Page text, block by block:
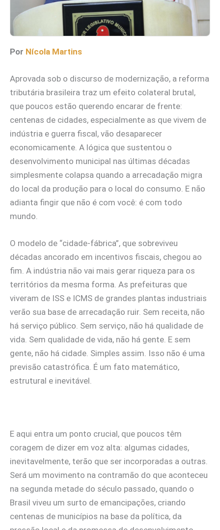
Por Nícola Martins
Aprovada sob o discurso de modernização, a reforma
tributária brasileira traz um efeito colateral brutal,
que poucos estão querendo encarar de frente:
centenas de cidades, especialmente as que vivem de
indústria e guerra fiscal, vão desaparecer
economicamente. A lógica que sustentou o
desenvolvimento municipal nas últimas décadas
simplesmente colapsa quando a arrecadação migra
do local da produção para o local do consumo. E não
adianta fingir que não é com você: é com todo
mundo.
O modelo de “cidade-fábrica”, que sobreviveu
décadas ancorado em incentivos fiscais, chegou ao
fim. A indústria não vai mais gerar riqueza para os
territórios da mesma forma. As prefeituras que
viveram de ISS e ICMS de grandes plantas industriais
verão sua base de arrecadação ruir. Sem receita, não
há serviço público. Sem serviço, não há qualidade de
vida. Sem qualidade de vida, não há gente. E sem
gente, não há cidade. Simples assim. Isso não é uma
previsão catastrófica. É um fato matemático,
estrutural e inevitável.
E aqui entra um ponto crucial, que poucos têm
coragem de dizer em voz alta: algumas cidades,
inevitavelmente, terão que ser incorporadas a outras.
Será um movimento na contramão do que aconteceu
na segunda metade do século passado, quando o
Brasil viveu um surto de emancipações, criando
centenas de municípios na base da política, da